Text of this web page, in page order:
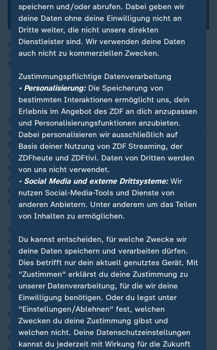
Nach dem Scheitern der Gespräche zwischen ÖVP, SPÖ und
den Neos will nun der Parteichef der rechten FPÖ, Herbert
Kickl, eine Regierung bilden.
07.01.2025 | 2:17 min
Schallenberg will einer FPÖ-geführten Regierung nicht
angehören. Er ist seit 2019 Chefdiplomat Österreichs -
mit einer kurzen Unterbrechung: Auch Ende 2021
übernahm er in einer politischen Übergangsphase für
einige Wochen das Kanzleramt. Nun hat er die
Aufgabe, das bisherige Kabinett aus Ministern der
Konservativen und der Grünen übergangsweise
fortzuführen.
Schallenberg gilt als proeuropäisch und unterstützt
die EU-Sanktionen gegen das kriegsführende
Russland. Kickl verfolgt hingegen einen EU-kritischen
und Moskau-freundlichen Kurs. Gerade in diesen
Bereichen müssten FPÖ und ÖVP große Differenzen
überwinden, um eine Regierung zu bilden.
Die rechte FPÖ hatte die Wahl im Herbst gewonnen
und die bisherige Kanzlerpartei ÖVP auf den zweiten
Platz verwiesen. Nach dem Platzen der Gespräche
speichern und/oder abrufen. Dabei geben wir
deine Daten ohne deine Einwilligung nicht an
Dritte weiter, die nicht unsere direkten
Dienstleister sind. Wir verwenden deine Daten
auch nicht zu kommerziellen Zwecken.
Zustimmungspflichtige Datenverarbeitung
• Personalisierung:Die Speicherung von
bestimmten Interaktionen ermöglicht uns, dein
Erlebnis im Angebot des ZDF an dich anzupassen
und Personalisierungsfunktionen anzubieten.
Dabei personalisieren wir ausschließlich auf
Basis deiner Nutzung von ZDF Streaming, der
ZDFheute und ZDFtivi. Daten von Dritten werden
von uns nicht verwendet.
• Social Media und externe Drittsysteme:Wir
nutzen Social-Media-Tools und Dienste von
anderen Anbietern. Unter anderem um das Teilen
von Inhalten zu ermöglichen.
Du kannst entscheiden, für welche Zwecke wir
deine Daten speichern und verarbeiten dürfen.
Dies betrifft nur dein aktuell genutztes Gerät. Mit
"Zustimmen" erklärst du deine Zustimmung zu
unserer Datenverarbeitung, für die wir deine
Einwilligung benötigen. Oder du legst unter
"Einstellungen/Ablehnen" fest, welchen
Zwecken du deine Zustimmung gibst und
welchen nicht. Deine Datenschutzeinstellungen
kannst du jederzeit mit Wirkung für die Zukunft